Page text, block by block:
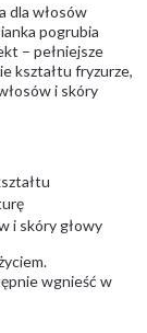
dla włosów
pogrubia
– pełniejsze
kształtu fryzurze,
i skóry
i skóry głowy
wgnieść w